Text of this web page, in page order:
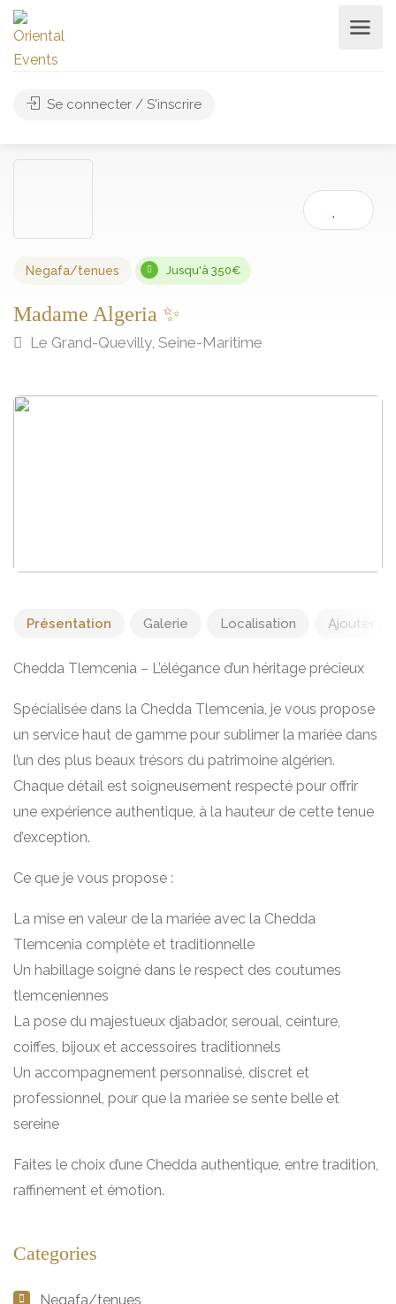
Se connecter / S'inscrire
Negafa/tenues Jusqu'à 350€
Madame Algeria ✨
Le Grand-Quevilly, Seine-Maritime
Présentation Galerie Localisation Ajouter un
Chedda Tlemcenia – L’élégance d’un héritage précieux
Spécialisée dans la Chedda Tlemcenia, je vous propose
un service haut de gamme pour sublimer la mariée dans
l’un des plus beaux trésors du patrimoine algérien.
Chaque détail est soigneusement respecté pour offrir
une expérience authentique, à la hauteur de cette tenue
d’exception.
Ce que je vous propose :
La mise en valeur de la mariée avec la Chedda
Tlemcenia complète et traditionnelle
Un habillage soigné dans le respect des coutumes
tlemceniennes
La pose du majestueux djabador, seroual, ceinture,
coiffes, bijoux et accessoires traditionnels
Un accompagnement personnalisé, discret et
professionnel, pour que la mariée se sente belle et
sereine
Faites le choix d’une Chedda authentique, entre tradition,
raffinement et émotion.
Categories
Negafa/tenues